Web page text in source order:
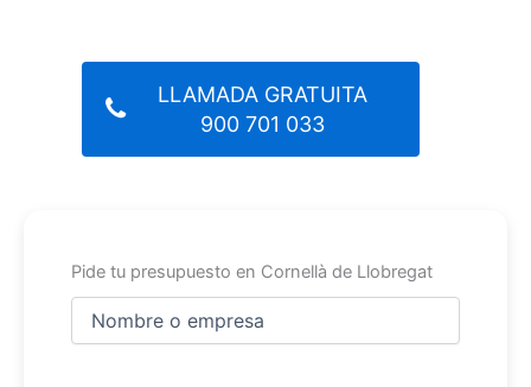
LLAMADA GRATUITA
900 701 033
Pide tu presupuesto en Cornellà de Llobregat
Nombre